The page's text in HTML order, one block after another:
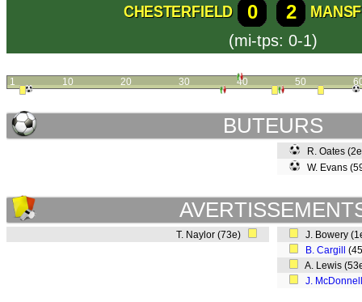
CHESTERFIELD 0 2
(mi-tps: 0-1)
1 10 20 30 40 50
BUTEURS
R. Oates
W. Evans
T. Naylor (73e)
J. Bowery
B. Cargill
A. Lewis
J. McDonnell